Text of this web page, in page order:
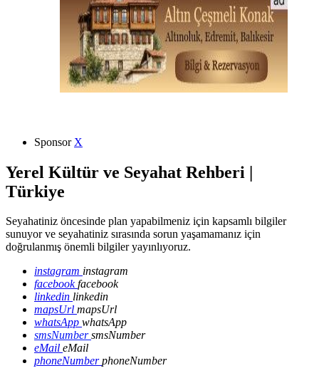
Sponsor X
Yerel Kültür ve Seyahat Rehberi |
Türkiye
Seyahatiniz öncesinde plan yapabilmeniz için kapsamlı bilgiler
sunuyor ve seyahatiniz sırasında sorun yaşamamanız için
doğrulanmış önemli bilgiler yayınlıyoruz.
instagram instagram
facebookfacebook
linkedin linkedin
mapsUrl mapsUrl
whatsApp whatsApp
smsNumbersmsNumber
eMail eMail
phoneNumberphoneNumber